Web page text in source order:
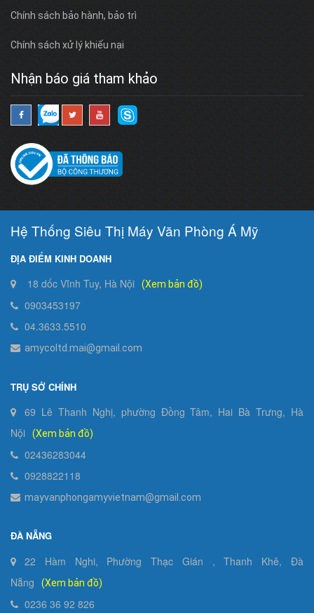
Chính sách bảo hành, bảo trì
Chính sách xử lý khiếu nại
Nhận báo giá tham khảo
Hệ Thống Siêu Thị Máy Văn Phòng Á Mỹ
ĐỊA ĐIỂM KINH DOANH
18 dốc Vĩnh Tuy, Hà Nội (Xem bản đồ)
0903453197
04.3633.5510
amycoltd.mai@gmail.com
TRỤ SỞ CHÍNH
69 Lê Thanh Nghị, phường Đồng Tâm, Hai Bà Trưng, Hà
Nội
(Xem bản đồ)
02436283044
0928822118
mayvanphongamyvietnam@gmail.com
ĐÀ NẴNG
22 Hàm Nghi, Phường Thạc Gián , Thanh Khê, Đà
Nẵng
(Xem bản đồ)
0236 36 92 826